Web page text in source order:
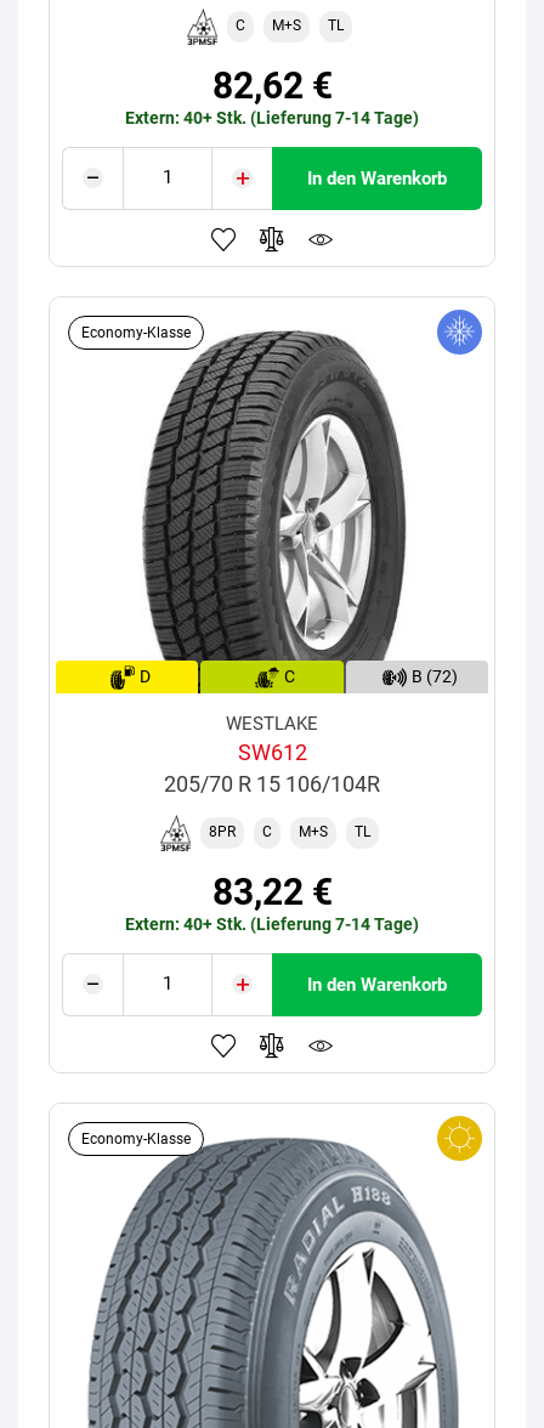
C M+S TL
82,62 €
Extern: 40+ Stk. (Lieferung 7-14 Tage)
In den Warenkorb
Economy-Klasse
D C B (72)
WESTLAKE
SW612
205/70 R 15 106/104R
8PR C M+S TL
83,22 €
Extern: 40+ Stk. (Lieferung 7-14 Tage)
In den Warenkorb
Economy-Klasse